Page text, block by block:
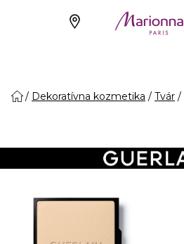
Dekoratívna kozmetika Tvár